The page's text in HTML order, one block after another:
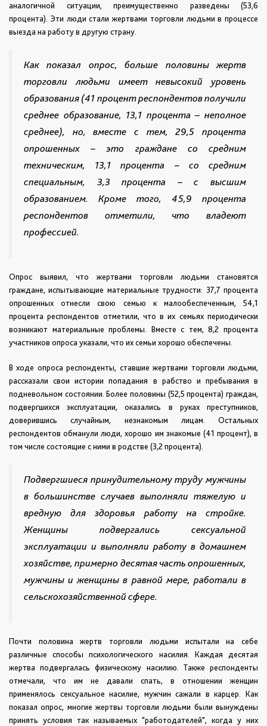
аналогичной ситуации, преимущественно разведены (53,6
процента). Эти люди стали жертвами торговли людьми в процессе
выезда на работу в другую страну.
Как показал опрос, больше половины жертв
торговли людьми имеет невысокий уровень
образования (41 процент респондентов получили
среднее образование, 13,1 процента – неполное
среднее), но, вместе с тем, 29,5 процента
опрошенных – это граждане со средним
техническим, 13,1 процента – со средним
специальным, 3,3 процента – с высшим
образованием. Кроме того, 45,9 процента
респондентов отметили, что владеют
профессией.
Опрос выявил, что жертвами торговли людьми становятся
граждане, испытывающие материальные трудности: 37,7 процента
опрошенных отнесли свою семью к малообеспеченным, 54,1
процента респондентов отметили, что в их семьях периодически
возникают материальные проблемы. Вместе с тем, 8,2 процента
участников опроса указали, что их семьи хорошо обеспечены.
В ходе опроса респонденты, ставшие жертвами торговли людьми,
рассказали свои истории попадания в рабство и пребывания в
подневольном состоянии. Более половины (52,5 процента) граждан,
подвергшихся эксплуатации, оказались в руках преступников,
доверившись случайным, незнакомым лицам. Остальных
респондентов обманули люди, хорошо им знакомые (41 процент), в
том числе состоящие с ними в родстве (3,2 процента).
Подвергшиеся принудительному труду мужчины
в большинстве случаев выполняли тяжелую и
вредную для здоровья работу на стройке.
Женщины подвергались сексуальной
эксплуатации и выполняли работу в домашнем
хозяйстве, примерно десятая часть опрошенных,
мужчины и женщины в равной мере, работали в
сельскохозяйственной сфере.
Почти половина жертв торговли людьми испытали на себе
различные способы психологического насилия. Каждая десятая
жертва подвергалась физическому насилию. Также респонденты
отмечали, что им не давали спать, в отношении женщин
применялось сексуальное насилие, мужчин сажали в карцер. Как
показал опрос, многие жертвы торговли людьми были вынуждены
принять условия так называемых "работодателей", когда у них